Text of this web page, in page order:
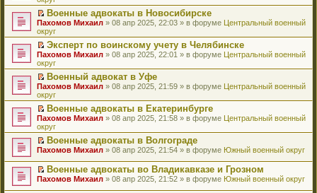
н
и
ю
у
с
о
о
б
щ
е
н
и
ю
а
н
н
о
м
у
с
о
о
б
щ
е
н
и
ю
р
о
ч
и
т
а
н
н
о
м
у
с
о
о
б
щ
е
н
ю
м
у
н
е
п
р
о
ч
и
т
а
н
н
о
м
у
с
о
б
щ
е
н
р
в
о
м
у
н
е
п
р
о
ч
и
т
а
н
н
о
м
у
с
о
и
к
п
е
р
в
о
м
у
н
е
п
р
о
ч
и
т
а
н
н
о
р
е
й
т
и
к
п
е
р
в
о
м
у
н
е
п
р
о
и
т
а
П
е
р
е
й
т
и
к
п
е
р
в
о
м
у
н
п
р
о
ч
Военные адвокаты в Новосибирске
Пахомов Михаил » 08 апр 2025, 22:03 » в форуме Центральный военный
округ
П
е
р
е
й
т
и
к
п
е
р
в
о
м
у
н
Эксперт по воинскому учету в Челябинске
Пахомов Михаил » 08 апр 2025, 22:01 » в форуме Центральный военный
округ
П
е
р
е
й
т
и
к
п
е
р
в
Военный адвокат в Уфе
Пахомов Михаил » 08 апр 2025, 21:59 » в форуме Центральный военный
округ
П
е
р
е
й
и
к
п
Военные адвокаты в Екатеринбурге
Пахомов Михаил » 08 апр 2025, 21:58 » в форуме Центральный военный
округ
П
р
е
й
т
Военные адвокаты в Волгограде
Пахомов Михаил » 08 апр 2025, 21:54 » в форуме Южный военный округ
П
Военные адвокаты во Владикавказе и Грозном
Пахомов Михаил » 08 апр 2025, 21:52 » в форуме Южный военный округ